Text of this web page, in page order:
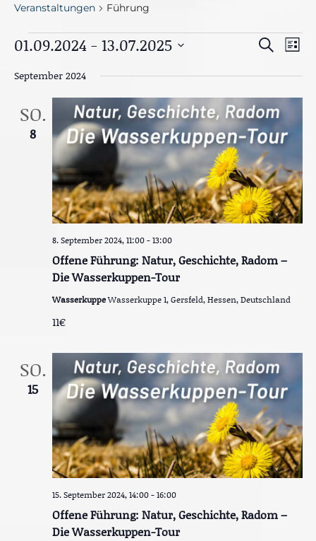
Veranstaltungen Führung
Veranstaltungen
V
r
a
n
s
t
a
t
n
e
n
S
u
c
h
u
S
e
V
e
n
u
n
g
A
N
t
i
o
n
L
s
01.09.2024 - 13.07.2025
a
u
September 2024
SO.
8
Offene Führung: Natur, Geschichte, Radom –
Die Wasserkuppen-Tour
8. September 2024, 11:00-13:00
WasserkuppeWasserkuppe 1, Gersfeld, Hessen, Deutschland
11€
SO.
15
Offene Führung: Natur, Geschichte, Radom –
Die Wasserkuppen-Tour
15. September 2024, 14:00-16:00